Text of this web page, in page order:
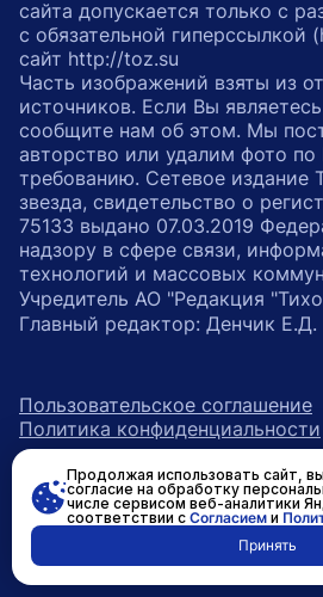
сайта допускается только с
с обязательной гиперссылкой
сайт http://toz.su
Часть изображений взяты из
источников. Если Вы
сообщите нам об этом. Мы
авторство или удалим фото
требованию. Сетевое издание
звезда, свидетельство о
75133 выдано 07.03.2019
надзору в сфере связи,
технологий и массовых
Учредитель АО "Редакция
Главный редактор: Денчик Е.Д.
Пользовательское соглашение
Политика конфиденциальности
ссылка
возрастное ограничение
ссылка на
Разработано в
Продолжая использовать сайт,
согласие на обработку
числе сервисом веб-аналитики
соответствии с Согласиеми
Принять